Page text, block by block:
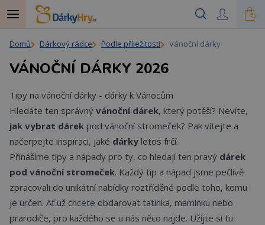
Domů Dárkový rádce Podle příležitosti Vánoční dárky
VÁNOČNÍ DÁRKY 2026
Tipy na vánoční dárky - dárky k Vánocům
Hledáte ten správný vánoční dárek, který potěší? Nevíte,
jak vybrat dárek pod vánoční stromeček? Pak vítejte a
načerpejte inspiraci, jaké dárky letos frčí.
Přinášíme tipy a nápady pro ty, co hledají ten pravý dárek
pod vánoční stromeček. Každý tip a nápad jsme pečlivě
zpracovali do unikátní nabídky roztříděné podle toho, komu
je určen. Ať už chcete obdarovat tatínka, maminku nebo
prarodiče, pro každého se u nás něco najde. Užijte si tu